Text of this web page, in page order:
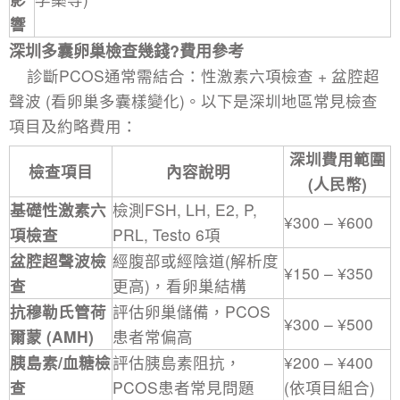
響
深圳多囊卵巢檢查幾錢?費用參考
診斷PCOS通常需結合：性激素六項檢查 + 盆腔超
聲波 (看卵巢多囊樣變化)。以下是深圳地區常見檢查
項目及約略費用：
檢查項目 內容說明
深圳費用範圍
(人民幣)
基礎性激素六
項檢查
檢測FSH, LH, E2, P,
PRL, Testo 6項
¥300 – ¥600
盆腔超聲波檢
查
經腹部或經陰道(解析度
更高)，看卵巢結構
¥150 – ¥350
抗穆勒氏管荷
爾蒙 (AMH)
評估卵巢儲備，PCOS
患者常偏高
¥300 – ¥500
胰島素/血糖檢
查
評估胰島素阻抗，
PCOS患者常見問題
¥200 – ¥400
(依項目組合)